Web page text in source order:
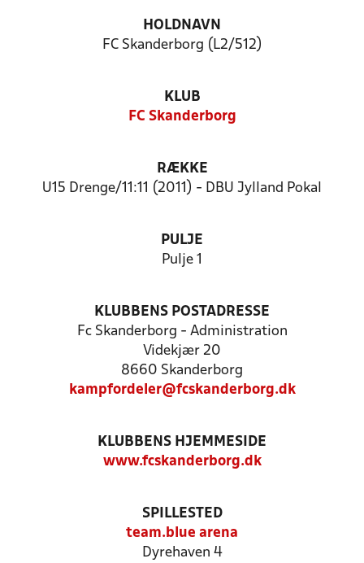
HOLDNAVN
FC Skanderborg (L2/512)
KLUB
FC Skanderborg
RÆKKE
U15 Drenge/11:11 (2011) - DBU Jylland Pokal
PULJE
Pulje 1
KLUBBENS POSTADRESSE
Fc Skanderborg - Administration
Videkjær 20
8660 Skanderborg
kampfordeler@fcskanderborg.dk
KLUBBENS HJEMMESIDE
www.fcskanderborg.dk
SPILLESTED
team.blue arena
Dyrehaven 4